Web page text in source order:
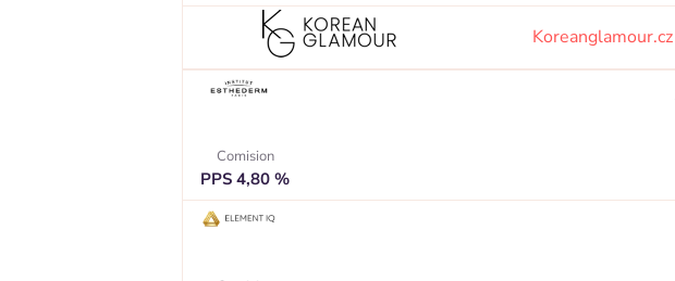
Koreanglamour.cz
Comision
PPS 4,80 %